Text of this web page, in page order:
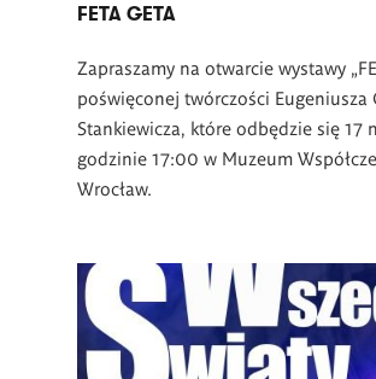
FETA GETA
Zapraszamy na otwarcie wystawy
poświęconej twórczości Eugeniusza
Stankiewicza, które odbędzie się 17
godzinie 17:00 w Muzeum
Wrocław.